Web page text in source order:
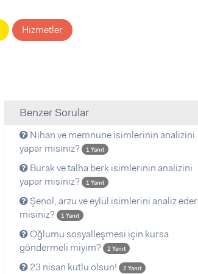
Hizmetler
Benzer Sorular
Nihan ve memnune isimlerinin analizini
yapar mısınız?
1 Yanıt
Burak ve talha berk isimlerinin analizini
yapar mısınız?
1 Yanıt
Şenol, arzu ve eylül isimlerini analiz eder
misiniz?
1 Yanıt
Oğlumu sosyalleşmesi için kursa
göndermeli miyim?
2 Yanıt
23 nisan kutlu olsun! 2 Yanıt